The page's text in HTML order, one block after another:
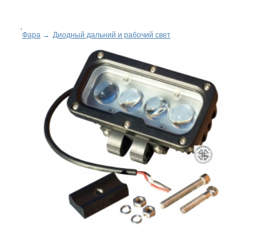
Фара→ Диодный дальний и рабочий свет